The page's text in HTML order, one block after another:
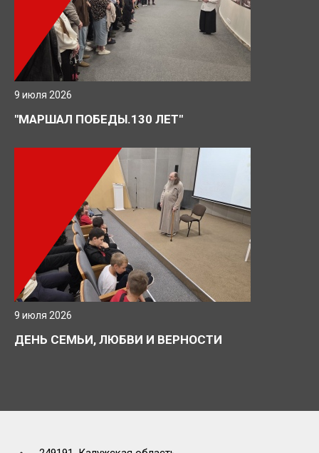
9 июля 2026
"МАРШАЛ ПОБЕДЫ.130 ЛЕТ"
9 июля 2026
ДЕНЬ СЕМЬИ, ЛЮБВИ И ВЕРНОСТИ